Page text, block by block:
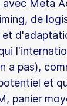
Meta
de
a pas),
et
panier